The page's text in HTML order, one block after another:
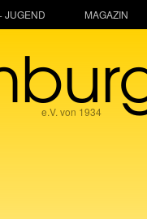
JUGEND MAGAZIN
e.V. von 1934